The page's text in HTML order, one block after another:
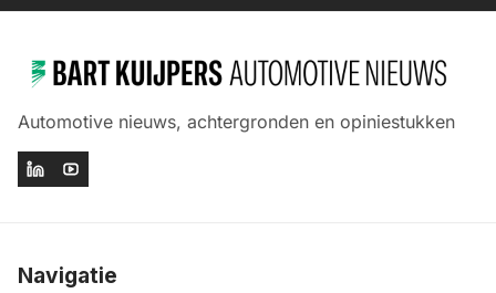
Automotive nieuws, achtergronden en opiniestukken
Navigatie